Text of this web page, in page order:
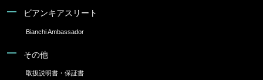
ビアンキアスリート
Bianchi Ambassador
その他
取扱説明書・保証書